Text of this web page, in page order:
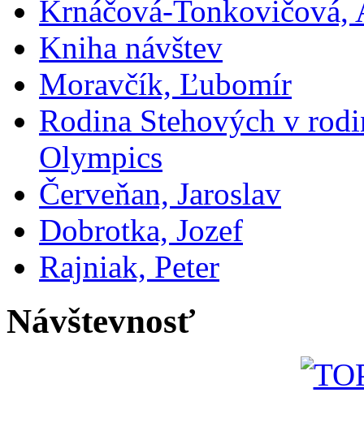
Krnáčová-Tonkovičová,
Kniha návštev
Moravčík, Ľubomír
Rodina Stehových v
Olympics
Červeňan, Jaroslav
Dobrotka, Jozef
Rajniak, Peter
Návštevnosť